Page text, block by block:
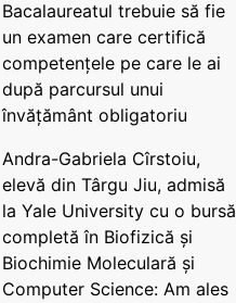
Bacalaureatul trebuie să fie
un examen care certifică
competențele pe care le ai
după parcursul unui
învățământ obligatoriu
Andra-Gabriela Cîrstoiu,
elevă din Târgu Jiu, admisă
la Yale University cu o bursă
completă în Biofizică și
Biochimie Moleculară și
Computer Science: Am ales